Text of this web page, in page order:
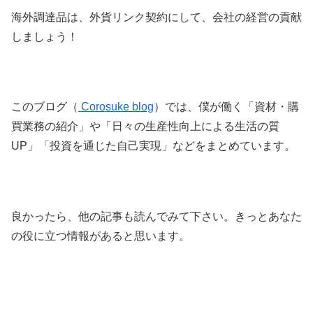
海外調達品は、外貨リンク契約にして、会社の経営の貢献
しましょう！
このブログ（ Corosuke blog）では、僕が働く「資材・購
買業務の紹介」や「日々の生産性向上による生活の質
UP」「投資を通じた自己実現」などをまとめています。
良かったら、他の記事も読んでみて下さい。きっとあなた
の役に立つ情報があると思います。